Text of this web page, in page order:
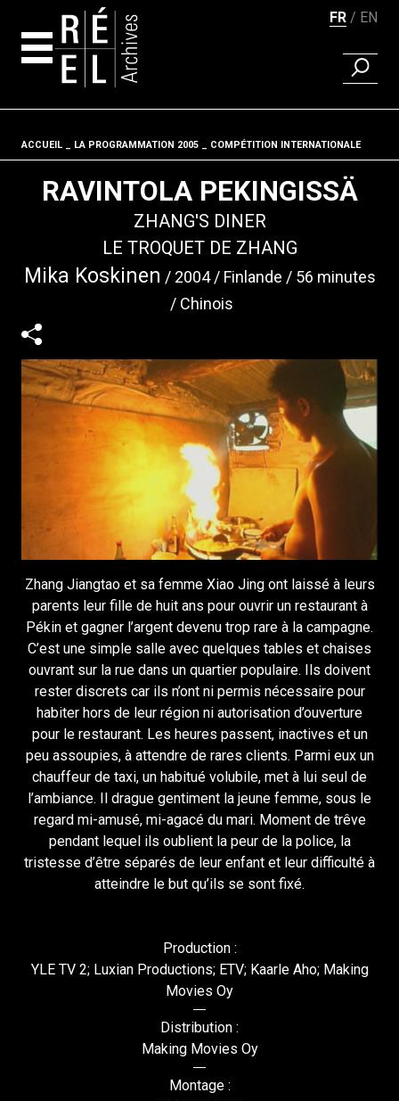
FR EN
Fil d'ariane
ACCUEIL LA PROGRAMMATION 2005 COMPÉTITION INTERNATIONALE
RAVINTOLA PEKINGISSÄ
ZHANG'S DINER
LE TROQUET DE ZHANG
Mika Koskinen 2004 Finlande
56 minutes
Chinois
Zhang Jiangtao et sa femme Xiao Jing ont laissé à leurs
parents leur fille de huit ans pour ouvrir un restaurant à
Pékin et gagner l’argent devenu trop rare à la campagne.
C’est une simple salle avec quelques tables et chaises
ouvrant sur la rue dans un quartier populaire. Ils doivent
rester discrets car ils n’ont ni permis nécessaire pour
habiter hors de leur région ni autorisation d’ouverture
pour le restaurant. Les heures passent, inactives et un
peu assoupies, à attendre de rares clients. Parmi eux un
chauffeur de taxi, un habitué volubile, met à lui seul de
l’ambiance. Il drague gentiment la jeune femme, sous le
regard mi-amusé, mi-agacé du mari. Moment de trêve
pendant lequel ils oublient la peur de la police, la
tristesse d’être séparés de leur enfant et leur difficulté à
atteindre le but qu’ils se sont fixé.
Production :
YLE TV 2; Luxian Productions; ETV; Kaarle Aho; Making
Movies Oy
Distribution :
Making Movies Oy
Montage :